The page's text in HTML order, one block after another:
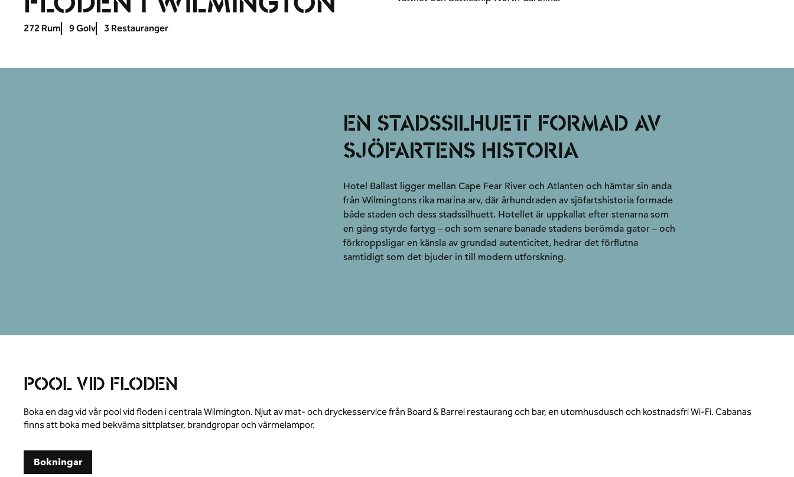
272 Rum 9 Golv 3 Restauranger
EN STADSSILHUETT FORMAD AV
SJÖFARTENS HISTORIA
Hotel Ballast ligger mellan Cape Fear River och Atlanten och hämtar sin anda
från Wilmingtons rika marina arv, där århundraden av sjöfartshistoria formade
både staden och dess stadssilhuett. Hotellet är uppkallat efter stenarna som
en gång styrde fartyg – och som senare banade stadens berömda gator – och
förkroppsligar en känsla av grundad autenticitet, hedrar det förflutna
samtidigt som det bjuder in till modern utforskning.
POOL VID FLODEN
Boka en dag vid vår pool vid floden i centrala Wilmington. Njut av mat- och dryckesservice från Board & Barrel restaurang och bar, en utomhusdusch och kostnadsfri Wi-Fi. Cabanas
finns att boka med bekväma sittplatser, brandgropar och värmelampor.
Bokningar,